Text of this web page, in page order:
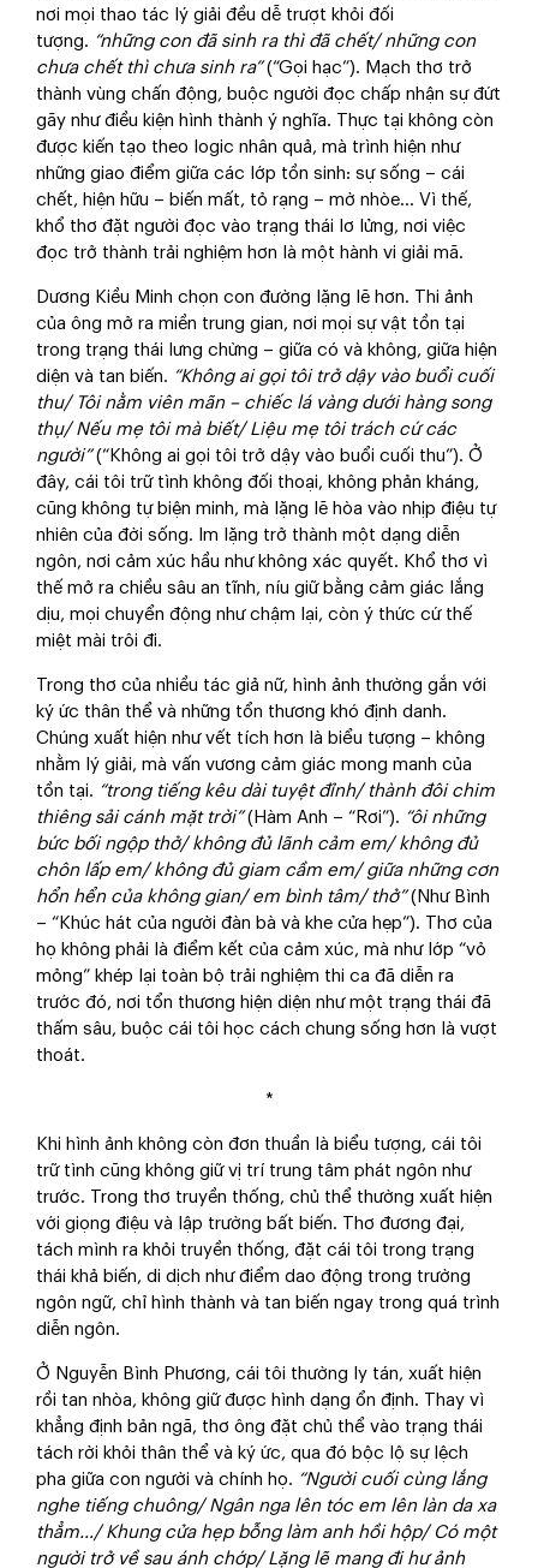
nơi mọi thao tác lý giải đều dễ trượt khỏi đối
tượng. “những con đã sinh ra thì đã chết/ những con
chưa chết thì chưa sinh ra”(“Gọi hạc”). Mạch thơ trở
thành vùng chấn động, buộc người đọc chấp nhận sự đứt
gãy như điều kiện hình thành ý nghĩa. Thực tại không còn
được kiến tạo theo logic nhân quả, mà trình hiện như
những giao điểm giữa các lớp tồn sinh: sự sống – cái
chết, hiện hữu – biến mất, tỏ rạng – mờ nhòe... Vì thế,
khổ thơ đặt người đọc vào trạng thái lơ lửng, nơi việc
đọc trở thành trải nghiệm hơn là một hành vi giải mã.
Dương Kiều Minh chọn con đường lặng lẽ hơn. Thi ảnh
của ông mở ra miền trung gian, nơi mọi sự vật tồn tại
trong trạng thái lưng chừng – giữa có và không, giữa hiện
diện và tan biến. “Không ai gọi tôi trở dậy vào buổi cuối
thu/ Tôi nằm viên mãn – chiếc lá vàng dưới hàng song
thụ/ Nếu mẹ tôi mà biết/ Liệu mẹ tôi trách cứ các
người”(“Không ai gọi tôi trở dậy vào buổi cuối thu”). Ở
đây, cái tôi trữ tình không đối thoại, không phản kháng,
cũng không tự biện minh, mà lặng lẽ hòa vào nhịp điệu tự
nhiên của đời sống. Im lặng trở thành một dạng diễn
ngôn, nơi cảm xúc hầu như không xác quyết. Khổ thơ vì
thế mở ra chiều sâu an tĩnh, níu giữ bằng cảm giác lắng
dịu, mọi chuyển động như chậm lại, còn ý thức cứ thế
miệt mài trôi đi.
Trong thơ của nhiều tác giả nữ, hình ảnh thường gắn với
ký ức thân thể và những tổn thương khó định danh.
Chúng xuất hiện như vết tích hơn là biểu tượng – không
nhằm lý giải, mà vấn vương cảm giác mong manh của
tồn tại. “trong tiếng kêu dài tuyệt đỉnh/ thành đôi chim
thiêng sải cánh mặt trời”(Hàm Anh – “Rơi”). “ôi những
bức bối ngộp thở/ không đủ lãnh cảm em/ không đủ
chôn lấp em/ không đủ giam cầm em/ giữa những cơn
hổn hển của không gian/ em bình tâm/ thở”(Như Bình
– “Khúc hát của người đàn bà và khe cửa hẹp”). Thơ của
họ không phải là điểm kết của cảm xúc, mà như lớp “vỏ
mỏng” khép lại toàn bộ trải nghiệm thi ca đã diễn ra
trước đó, nơi tổn thương hiện diện như một trạng thái đã
thấm sâu, buộc cái tôi học cách chung sống hơn là vượt
thoát.
*
Khi hình ảnh không còn đơn thuần là biểu tượng, cái tôi
trữ tình cũng không giữ vị trí trung tâm phát ngôn như
trước. Trong thơ truyền thống, chủ thể thường xuất hiện
với giọng điệu và lập trường bất biến. Thơ đương đại,
tách mình ra khỏi truyền thống, đặt cái tôi trong trạng
thái khả biến, di dịch như điểm dao động trong trường
ngôn ngữ, chỉ hình thành và tan biến ngay trong quá trình
diễn ngôn.
Ở Nguyễn Bình Phương, cái tôi thường ly tán, xuất hiện
rồi tan nhòa, không giữ được hình dạng ổn định. Thay vì
khẳng định bản ngã, thơ ông đặt chủ thể vào trạng thái
tách rời khỏi thân thể và ký ức, qua đó bộc lộ sự lệch
pha giữa con người và chính họ. “Người cuối cùng lắng
nghe tiếng chuông/ Ngân nga lên tóc em lên làn da xa
thẳm…/ Khung cửa hẹp bỗng làm anh hồi hộp/ Có một
người trở về sau ánh chớp/ Lặng lẽ mang đi hư ảnh